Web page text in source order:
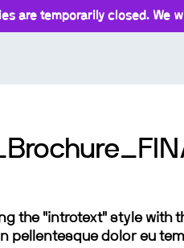
are temporarily closed. We
the "introtext" style
pellentesque dolor eu